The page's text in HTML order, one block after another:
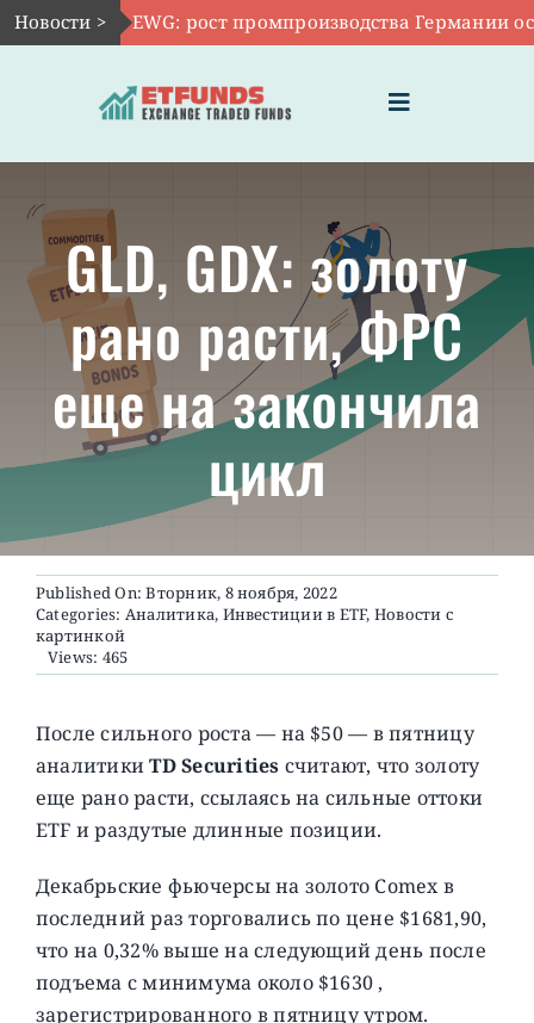
Skip
to
Новости >
Авг 7: EWG: рост промпроизводства Германии ослаб
Toggle
Navigation
ГЛАВНАЯ
ЧТО ТАКОЕ ETF
ИНВЕСТИЦИИ В ETF
ТЕМАТИЧЕСКИЕ ETF
АКТУАЛЬНЫЕ
О ПРОЕКТЕ
GLD, GDX: золоту
рано расти, ФРС
еще на закончила
цикл
Published On: Вторник, 8 ноября, 2022
Categories: Аналитика, Инвестиции в ETF, Новости с
картинкой
Views: 465
После сильного роста — на $50 — в пятницу
аналитикиTD Securities считают, что золоту
еще рано расти, ссылаясь на сильные оттоки
ETF и раздутые длинные позиции.
Декабрьские фьючерсы на золото Comex в
последний раз торговались по цене $1681,90,
что на 0,32% выше на следующий день после
подъема с минимума около $1630 ,
зарегистрированного в пятницу утром.